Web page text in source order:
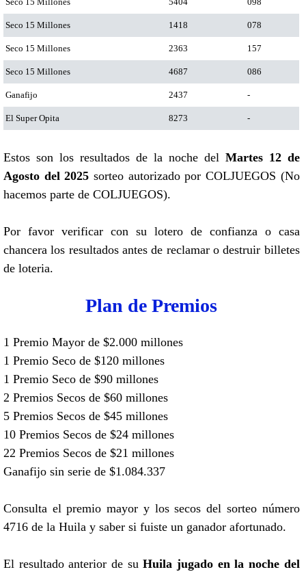
Seco 15 Millones 1418 078
Seco 15 Millones 2363 157
Seco 15 Millones 4687 086
Ganafijo 2437 -
El Super Opita 8273 -
Estos son los resultados de la noche del Martes 12 de
Agosto del 2025 sorteo autorizado por COLJUEGOS (No
hacemos parte de COLJUEGOS).
Por favor verificar con su lotero de confianza o casa
chancera los resultados antes de reclamar o destruir billetes
de loteria.
Plan de Premios
1 Premio Mayor de $2.000 millones
1 Premio Seco de $120 millones
1 Premio Seco de $90 millones
2 Premios Secos de $60 millones
5 Premios Secos de $45 millones
10 Premios Secos de $24 millones
22 Premios Secos de $21 millones
Ganafijo sin serie de $1.084.337
Consulta el premio mayor y los secos del sorteo número
4716 de la Huila y saber si fuiste un ganador afortunado.
El resultado anterior de suHuila jugado en la noche del